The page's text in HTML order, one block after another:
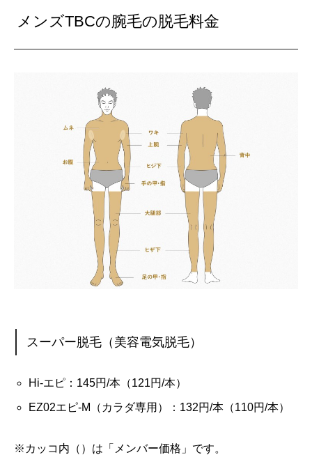
メンズTBCの腕毛の脱毛料金
スーパー脱毛（美容電気脱毛）
Hi-エピ：145円/本（121円/本）
EZ02エピ-M（カラダ専用）：132円/本（110円/本）
※カッコ内（）は「メンバー価格」です。